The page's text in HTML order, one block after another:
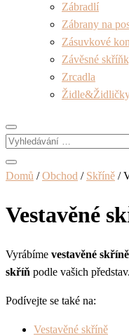
Zábradlí
Zábrany na
Zásuvkové
Závěsné
Zrcadla
Domů /Obchod / Skříně /
Vestavěné
Vyrábíme vestavěné
skříň podle vašich
Podívejte se také na:
Vestavěné skříně